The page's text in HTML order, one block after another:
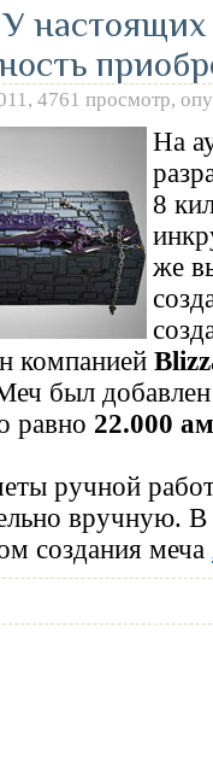
У настоящих
4761 просмотр,
На
8
же
компанией
был добавлен
равно 22.000
ручной
вручную. В
создания меча